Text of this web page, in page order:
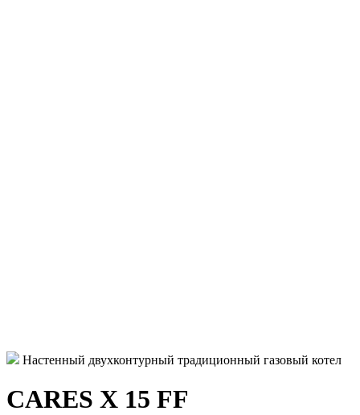
Настенный двухконтурный традиционный газовый котел
CARES X 15 FF